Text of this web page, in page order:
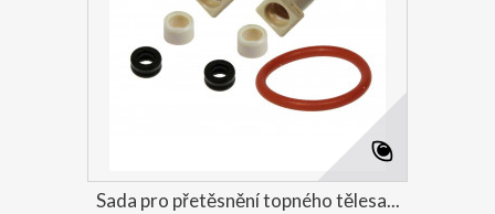
Sada pro přetěsnění topného tělesa...